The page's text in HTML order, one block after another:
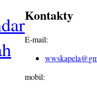
Kontakty
E-mail:
wwskapela@
mobil: